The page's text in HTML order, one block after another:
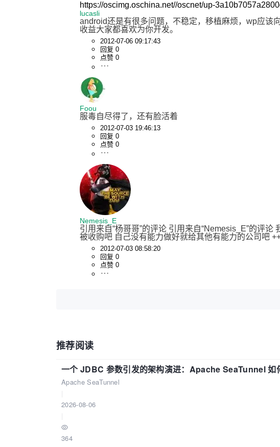
https://oscimg.oschina.net//oscnet/up-
lucasli
android还是有很多问题，不稳定，移植麻烦，wp应该
收益大家都喜欢为你开发。
2012-07-06 09:17:43
回复 0
点赞 0
Foou
服毒自尽得了，还有脸活着
2012-07-03 19:46:13
回复 0
点赞 0
Nemesis_E
引用来自“杨哥哥”的评论 引用来自“Nemesis_E”的评
被收购吧 自己没有能力做好就给其他有能力的公司吧
2012-07-03 08:58:20
回复 0
点赞 0
推荐阅读
一个 JDBC 参数引发的架构演进：Apache SeaTunnel 如
Apache SeaTunnel
2026-08-06
364